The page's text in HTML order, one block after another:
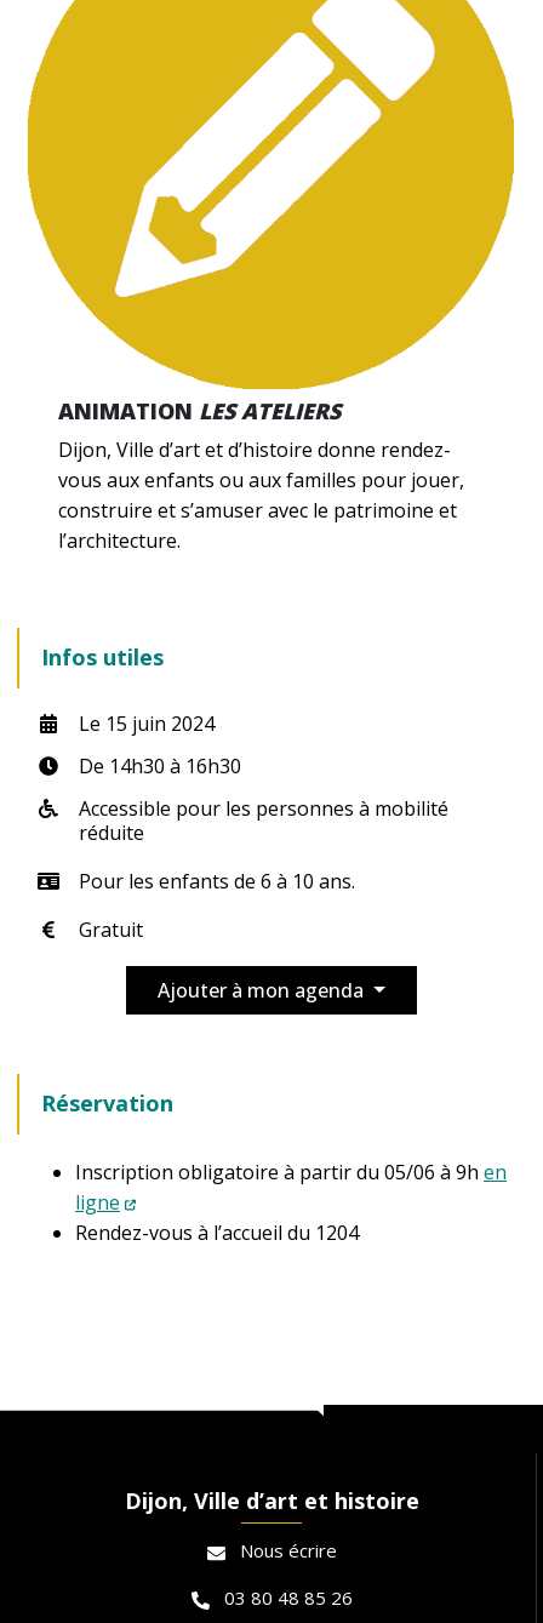
ANIMATION LES ATELIERS
Dijon, Ville d’art et d’histoire donne rendez-
vous aux enfants ou aux familles pour jouer,
construire et s’amuser avec le patrimoine et
l’architecture.
Infos utiles
Le 15 juin 2024
De 14h30 à 16h30
Accessible pour les personnes à mobilité
réduite
Pour les enfants de 6 à 10 ans.
Gratuit
Ajouter à mon agenda
Réservation
Inscription obligatoire à partir du 05/06 à 9h en
ligne
Rendez-vous à l’accueil du 1204
Dijon, Ville d’art et histoire
Nous écrire
03 80 48 85 26